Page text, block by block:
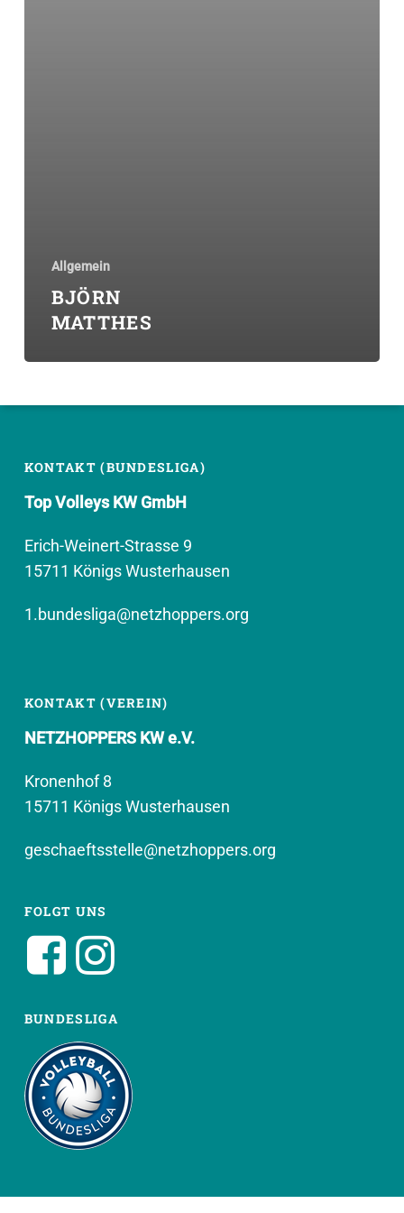
Allgemein
BJÖRN
MATTHES
KONTAKT (BUNDESLIGA)
Top Volleys KW GmbH
Erich-Weinert-Strasse 9
15711 Königs Wusterhausen
1.bundesliga@netzhoppers.org
KONTAKT (VEREIN)
NETZHOPPERS KW e.V.
Kronenhof 8
15711 Königs Wusterhausen
geschaeftsstelle@netzhoppers.org
FOLGT UNS
BUNDESLIGA